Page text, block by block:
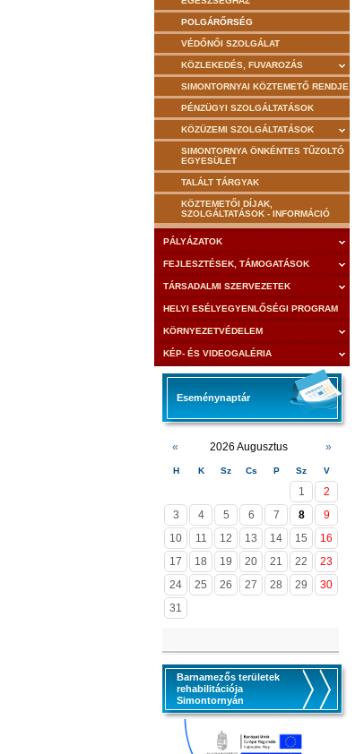
POLGÁRŐRSÉG
VÉDŐNŐI SZOLGÁLAT
KÖZLEKEDÉS, FUVAROZÁS
SIMONTORNYAI KÖZTEMETŐ RENDJE
PÉNZÜGYI SZOLGÁLTATÁSOK
KÖZÜZEMI SZOLGÁLTATÁSOK
SIMONTORNYA ÖNKÉNTES TŰZOLTÓ
EGYESÜLET
TALÁLT TÁRGYAK
KÖZTEMETŐI DÍJAK,
SZOLGÁLTATÁSOK - INFORMÁCIÓ
PÁLYÁZATOK
FEJLESZTÉSEK, TÁMOGATÁSOK
TÁRSADALMI SZERVEZETEK
HELYI ESÉLYEGYENLŐSÉGI PROGRAM
KÖRNYEZETVÉDELEM
KÉP- ÉS VIDEOGALÉRIA
Eseménynaptár
« 2026 Augusztus »
H K Sz Cs P Sz V
1
2
3
4 5 6 7 8
9
10
11 12 13 14 15
16
17
18 19 20 21 22
23
24
25 26 27 28 29
30
31
Barnamezős területek
rehabilitációja
Simontornyán